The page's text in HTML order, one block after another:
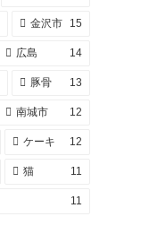
金沢市 15
広島 14
豚骨 13
南城市 12
ケーキ 12
猫 11
11